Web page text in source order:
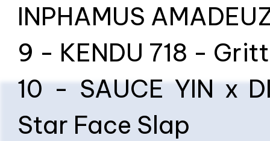
INPHAMUS
9 - KENDU 718 -
10 - SAUCE YIN x
Star Face Slap